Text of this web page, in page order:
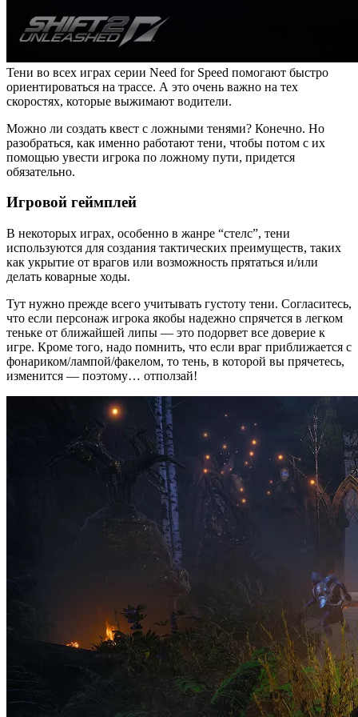
Тени во всех играх серии Need for Speed помогают быстро
ориентироваться на трассе. А это очень важно на тех
скоростях, которые выжимают водители.
Можно ли создать квест с ложными тенями? Конечно. Но
разобраться, как именно работают тени, чтобы потом с их
помощью увести игрока по ложному пути, придется
обязательно.
Игровой геймплей
В некоторых играх, особенно в жанре “стелс”, тени
используются для создания тактических преимуществ, таких
как укрытие от врагов или возможность прятаться и/или
делать коварные ходы.
Тут нужно прежде всего учитывать густоту тени. Согласитесь,
что если персонаж игрока якобы надежно спрячется в легком
теньке от ближайшей липы — это подорвет все доверие к
игре. Кроме того, надо помнить, что если враг приближается с
фонариком/лампой/факелом, то тень, в которой вы прячетесь,
изменится — поэтому… отползай!